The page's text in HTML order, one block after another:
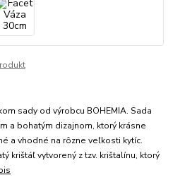
sady od výrobcu BOHEMIA. Sada
a bohatým dizajnom, ktorý krásne
a vhodné na rôzne veľkosti kytíc.
krištáľ vytvorený z tzv. krištalínu, ktorý